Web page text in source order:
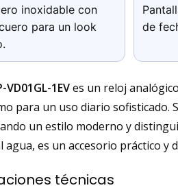
inoxidable con
para un look
de
VD01GL-1EVes un reloj
para un uso diario sofisticado.
un estilo moderno y
agua, es un accesorio práctico y
técnicas